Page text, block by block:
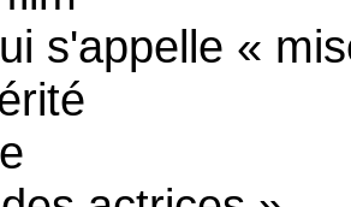
s'appelle «